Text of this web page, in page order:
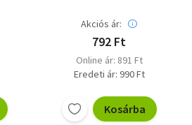
Akciós ár:
792 Ft
Online ár: 891 Ft
Eredeti ár: 990 Ft
Kosárba